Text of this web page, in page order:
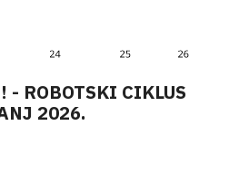
- ROBOTSKI CIKLUS
2026.